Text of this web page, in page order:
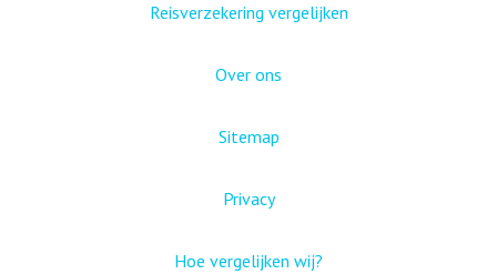
Reisverzekering vergelijken
Over ons
Sitemap
Privacy
Hoe vergelijken wij?